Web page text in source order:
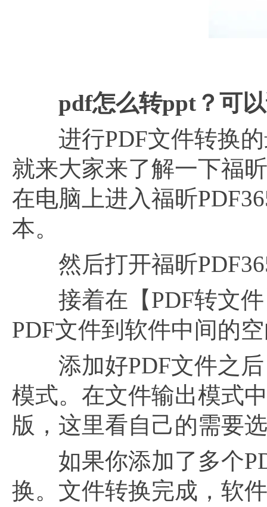
pdf怎么转ppt？可
进行PDF文件转换的
就来大家来了解一下福
在电脑上进入福昕
本。
然后打开福昕
接着在【PDF转文件
PDF文件到软件中间的
添加好PDF文件之后
模式。在文件输出模式
版，这里看自己的需要
如果你添加了多个
换。文件转换完成，软